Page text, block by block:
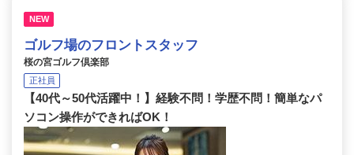
NEW
ゴルフ場のフロントスタッフ
桜の宮ゴルフ倶楽部
正社員
【40代～50代活躍中！】経験不問！学歴不問！簡単なパ
ソコン操作ができればOK！